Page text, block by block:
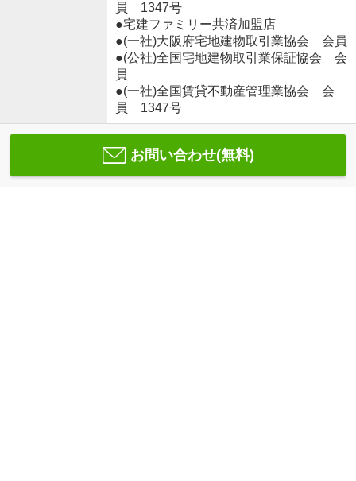
員 1347号
●宅建ファミリー共済加盟店
●(一社)大阪府宅地建物取引業協会 会員
●(公社)全国宅地建物取引業保証協会 会
員
●(一社)全国賃貸不動産管理業協会 会
員 1347号
お問い合わせ(無料)